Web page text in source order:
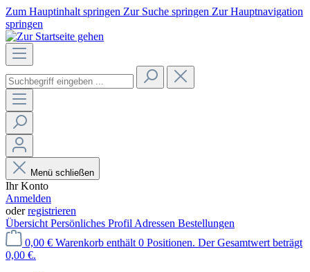
Zum Hauptinhalt springen Zur Suche springen Zur Hauptnavigation
springen
Menü schließen
Ihr Konto
Anmelden
oderregistrieren
Übersicht Persönliches Profil Adressen Bestellungen
0,00 € Warenkorb enthält 0 Positionen. Der Gesamtwert beträgt
0,00 €.